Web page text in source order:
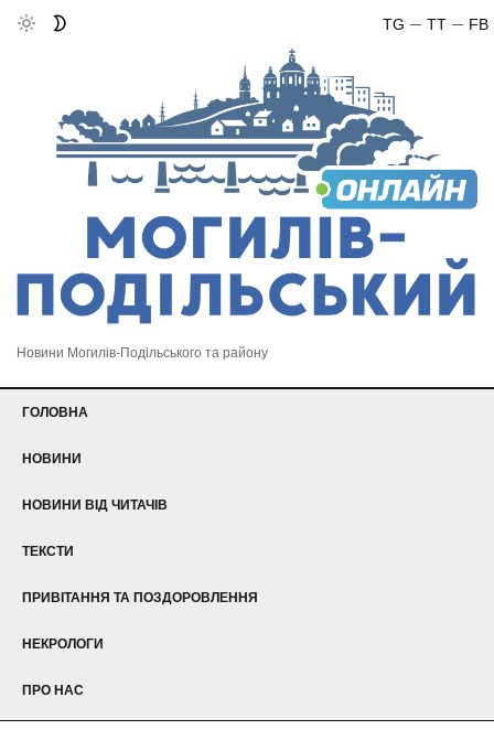
FB
TT
TG
Новини Могилів-Подільського та району
ГОЛОВНА
НОВИНИ
НОВИНИ ВІД ЧИТАЧІВ
ТЕКСТИ
ПРИВІТАННЯ ТА ПОЗДОРОВЛЕННЯ
НЕКРОЛОГИ
ПРО НАС